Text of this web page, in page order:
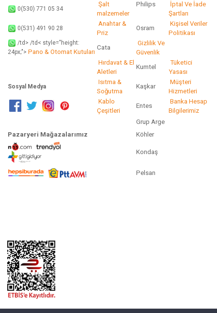
0(530) 771 05 34
Şalt
malzemeler
Philips
İptal Ve İade
Şartları
0(531) 491 90 28
Anahtar &
Priz
Osram
Kişisel Veriler
Politikası
/td> /td< style="height:
24px;"> Pano & Otomat Kutuları
Cata
Gizlilik Ve
Güvenlik
Hırdavat & El
Aletleri
Kumtel
Tüketici
Yasası
Sosyal Medya
Isıtma &
Soğutma
Kaşkar
Müşteri
Hizmetleri
Kablo
Çeşitleri
Entes
Banka Hesap
Bilgilerimiz
Grup Arge
Pazaryeri Mağazalarımız
Köhler
Kondaş
Pelsan